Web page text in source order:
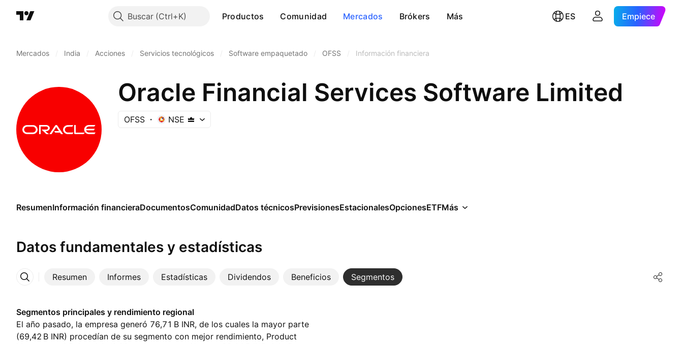
Buscar Productos Comunidad Mercados Brókers Más ES Empiece
Mercados India Acciones Servicios tecnológicos Software empaquetado OFSS Información financiera
Oracle Financial Services Software Limited
OFSS NSE
ResumenInformación financieraDocumentosComunidadDatos técnicosPrevisionesEstacionalesOpcionesETFMás
Datos fundamentales y estadísticas
Resumen Informes Estadísticas Dividendos Beneficios Segmentos
Más
Segmentos principales y rendimiento regional
El año pasado, la empresa generó ‪76,71 B‬ INR, de los cuales la mayor parte
(‪69,42 B‬ INR) procedían de su segmento con mejor rendimiento, Product